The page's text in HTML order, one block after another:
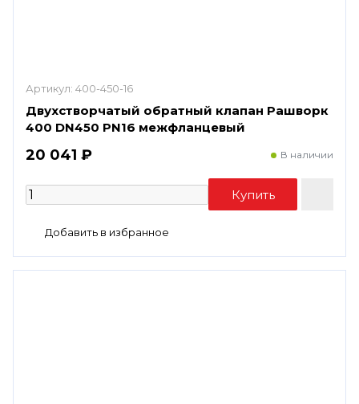
Артикул: 400-450-16
Двухстворчатый обратный клапан Рашворк
400 DN450 PN16 межфланцевый
20 041 ₽ В наличии